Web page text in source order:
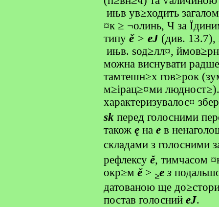
ињв ув≥ходить
¤к ≥ ¬олинь, Ч за
типу ě> eЈ (див. 13.7),
ињв. ѕод≥лл¤,
можна виснувати
тамтешн≥х гов≥рок
м≥ірац≥¤ми
характеризувалос¤
sk перед голосними
також ę на е в
складами з голосними
рефлексу ě, тимчасом
окр≥м ě > ≥e з
датованою ще
постав голосний еЈ.